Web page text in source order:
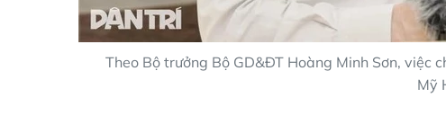
Theo Bộ trưởng Bộ GD&ĐT Hoàng Minh Sơn, việc
Mỹ